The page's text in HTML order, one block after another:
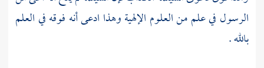
الرسول في علم من العلوم الإلهية وهذا ادعى أنه فوقه في العلم
بالله .